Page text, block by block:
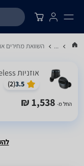
... השוואת מחירים
אוזניות Bowers and Wilkins Pi8 True Wireless
3.5
(
2
)
החל מ- 1,538 ₪